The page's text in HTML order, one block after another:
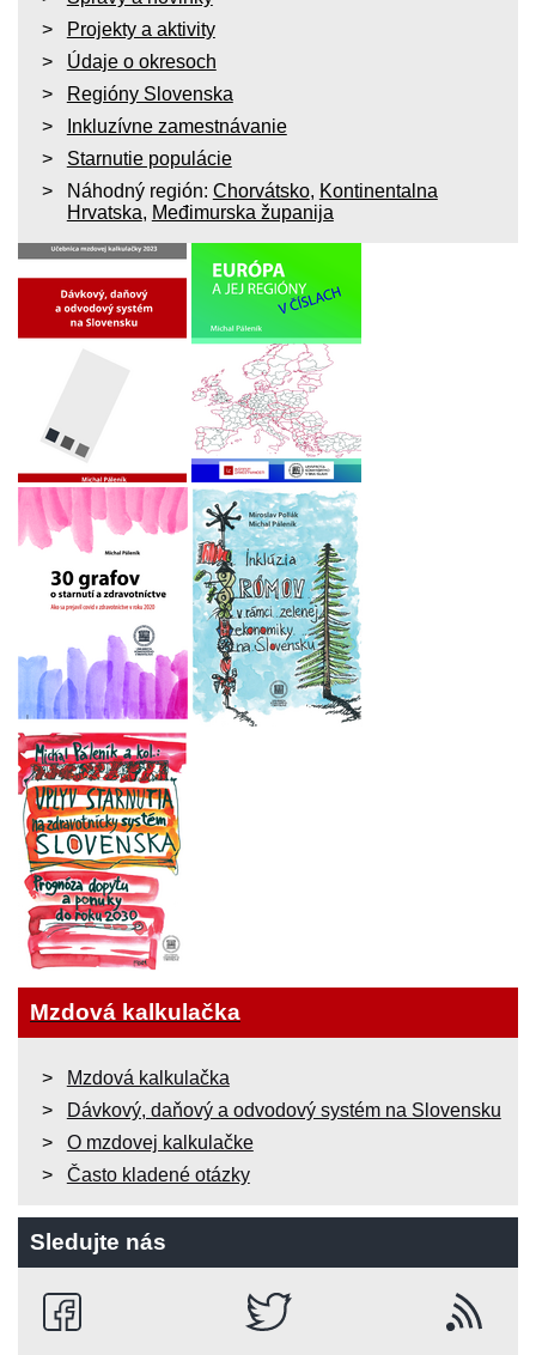
Projekty a aktivity
Údaje o okresoch
Regióny Slovenska
Inkluzívne zamestnávanie
Starnutie populácie
Náhodný región: Chorvátsko, Kontinentalna
Hrvatska, Međimurska županija
Mzdová kalkulačka
Mzdová kalkulačka
Dávkový, daňový a odvodový systém na Slovensku
O mzdovej kalkulačke
Často kladené otázky
Sledujte nás